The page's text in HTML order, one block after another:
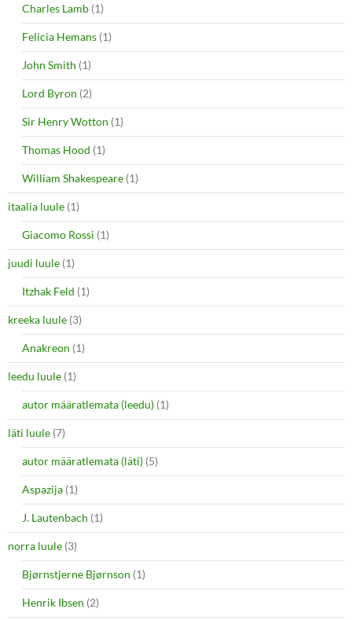
Charles Lamb (1)
Felicia Hemans (1)
John Smith (1)
Lord Byron (2)
Sir Henry Wotton (1)
Thomas Hood (1)
William Shakespeare (1)
itaalia luule (1)
Giacomo Rossi (1)
juudi luule (1)
Itzhak Feld (1)
kreeka luule (3)
Anakreon (1)
leedu luule (1)
autor määratlemata (leedu) (1)
läti luule (7)
autor määratlemata (läti) (5)
Aspazija (1)
J. Lautenbach (1)
norra luule (3)
Bjørnstjerne Bjørnson (1)
Henrik Ibsen (2)